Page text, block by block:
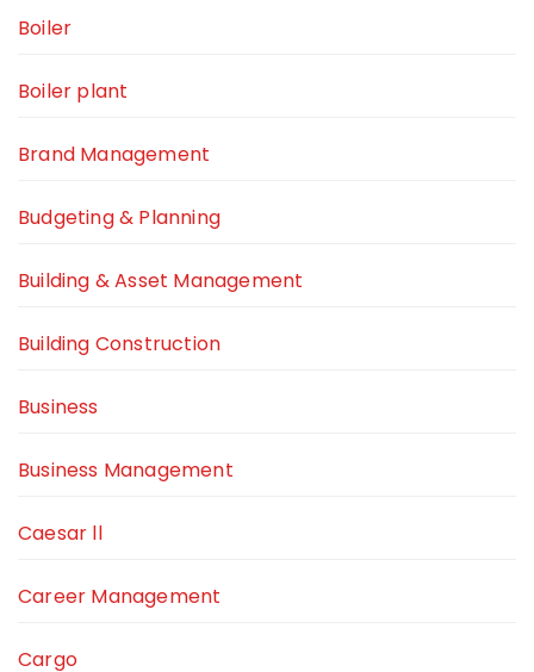
Boiler
Boiler plant
Brand Management
Budgeting & Planning
Building & Asset Management
Building Construction
Business
Business Management
Caesar ll
Career Management
Cargo